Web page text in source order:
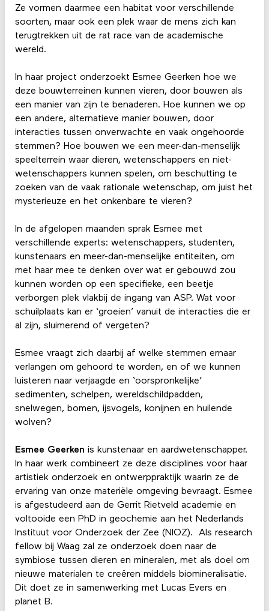
Ze vormen daarmee een habitat voor verschillende
soorten, maar ook een plek waar de mens zich kan
terugtrekken uit de rat race van de academische
wereld.
In haar project onderzoekt Esmee Geerken hoe we
deze bouwterreinen kunnen vieren, door bouwen als
een manier van zijn te benaderen. Hoe kunnen we op
een andere, alternatieve manier bouwen, door
interacties tussen onverwachte en vaak ongehoorde
stemmen? Hoe bouwen we een meer-dan-menselijk
speelterrein waar dieren, wetenschappers en niet-
wetenschappers kunnen spelen, om beschutting te
zoeken van de vaak rationale wetenschap, om juist het
mysterieuze en het onkenbare te vieren?
In de afgelopen maanden sprak Esmee met
verschillende experts: wetenschappers, studenten,
kunstenaars en meer-dan-menselijke entiteiten, om
met haar mee te denken over wat er gebouwd zou
kunnen worden op een specifieke, een beetje
verborgen plek vlakbij de ingang van ASP. Wat voor
schuilplaats kan er ‘groeien’ vanuit de interacties die er
al zijn, sluimerend of vergeten?
Esmee vraagt zich daarbij af welke stemmen ernaar
verlangen om gehoord te worden, en of we kunnen
luisteren naar verjaagde en ‘oorspronkelijke’
sedimenten, schelpen, wereldschildpadden,
snelwegen, bomen, ijsvogels, konijnen en huilende
wolven?
Esmee Geerken is kunstenaar en aardwetenschapper.
In haar werk combineert ze deze disciplines voor haar
artistiek onderzoek en ontwerppraktijk waarin ze de
ervaring van onze materiële omgeving bevraagt. Esmee
is afgestudeerd aan de Gerrit Rietveld academie en
voltooide een PhD in geochemie aan het Nederlands
Instituut voor Onderzoek der Zee (NIOZ). Als research
fellow bij Waag zal ze onderzoek doen naar de
symbiose tussen dieren en mineralen, met als doel om
nieuwe materialen te creëren middels biomineralisatie.
Dit doet ze in samenwerking met Lucas Evers en
planet B.